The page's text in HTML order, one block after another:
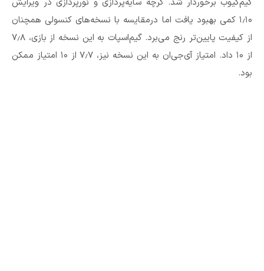
۱٫۱۰ کمی بهبود یافت اما درمقایسه با نسخه‌های کنسولی همچنان
از کیفیت پایین‌تر رنج می‌برد. گیم‌اسپات به این نسخه از بازی، ۷٫۸
از ۱۰ داد. امتیاز آی‌جی‌ان به این نسخه نیز، ۷٫۷ از ۱۰ امتیاز ممکن
بود.